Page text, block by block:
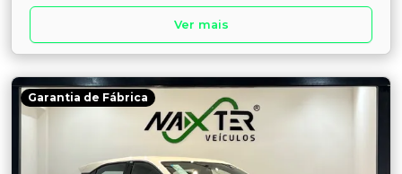
Ver mais
Garantia de Fábrica